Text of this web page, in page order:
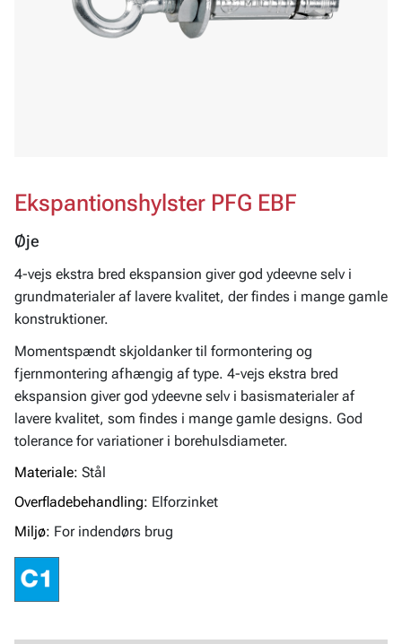
Ekspantionshylster PFG EBF
Øje
4-vejs ekstra bred ekspansion giver god ydeevne selv i
grundmaterialer af lavere kvalitet, der findes i mange gamle
konstruktioner.
Momentspændt skjoldanker til formontering og
fjernmontering afhængig af type. 4-vejs ekstra bred
ekspansion giver god ydeevne selv i basismaterialer af
lavere kvalitet, som findes i mange gamle designs. God
tolerance for variationer i borehulsdiameter.
Materiale: Stål
Overfladebehandling: Elforzinket
Miljø: For indendørs brug